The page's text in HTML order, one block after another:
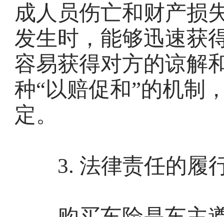
成人员伤亡和财产损
发生时，能够迅速获
容易获得对方的谅解
种“以赔促和”的机制
定。
3. 法律责任的履